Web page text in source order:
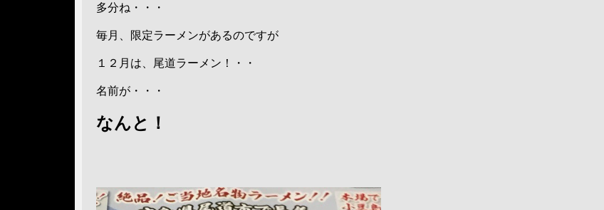
多分ね・・・
毎月、限定ラーメンがあるのですが
１２月は、尾道ラーメン！・・
名前が・・・
なんと！